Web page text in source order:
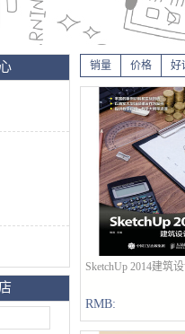
销量 价格 好
立即购
SketchUp 2014建筑
RMB: